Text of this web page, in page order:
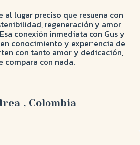
al lugar preciso que resuena con
regeneración y amor
conexión inmediata con Gus y
conocimiento y experiencia de
con tanto amor y dedicación,
compara con nada.
, Colombia